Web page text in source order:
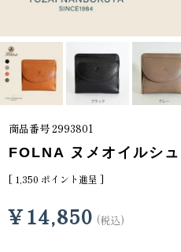
商品番号2993801
FOLNA ヌメオイルシ
[ 1,350 ポイント進呈 ]
¥14,850 税込